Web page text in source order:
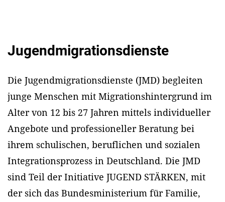
Jugendmigrationsdienste
Die Jugendmigrationsdienste (JMD) begleiten
junge Menschen mit Migrationshintergrund im
Alter von 12 bis 27 Jahren mittels individueller
Angebote und professioneller Beratung bei
ihrem schulischen, beruflichen und sozialen
Integrationsprozess in Deutschland. Die JMD
sind Teil der Initiative JUGEND STÄRKEN, mit
der sich das Bundesministerium für Familie,